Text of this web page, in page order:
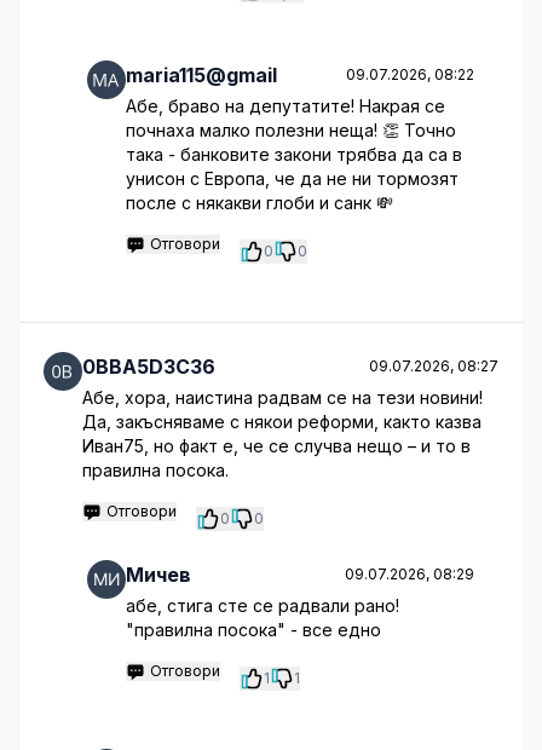
maria115@gmail 09.07.2026, 08:22
Абе, браво на депутатите! Накрая се
почнаха малко полезни неща! 👏 Точно
така - банковите закони трябва да са в
унисон с Европа, че да не ни тормозят
после с някакви глоби и санк 💸
Отговори 0 0
0BBA5D3C36 09.07.2026, 08:27
Абе, хора, наистина радвам се на тези новини!
Да, закъсняваме с някои реформи, както казва
Иван75, но факт е, че се случва нещо – и то в
правилна посока.
Отговори 0 0
Мичев 09.07.2026, 08:29
абе, стига сте се радвали рано!
"правилна посока" - все едно
Отговори 1 1